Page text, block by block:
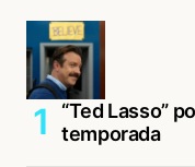
“Ted Lasso”
temporada